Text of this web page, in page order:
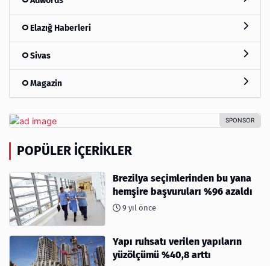
Elazığ Haberleri
Sivas
Magazin
POPÜLER İÇERIKLER
Brezilya seçimlerinden bu yana
hemşire başvuruları %96 azaldı
9 yıl önce
Yapı ruhsatı verilen yapıların
yüzölçümü %40,8 arttı